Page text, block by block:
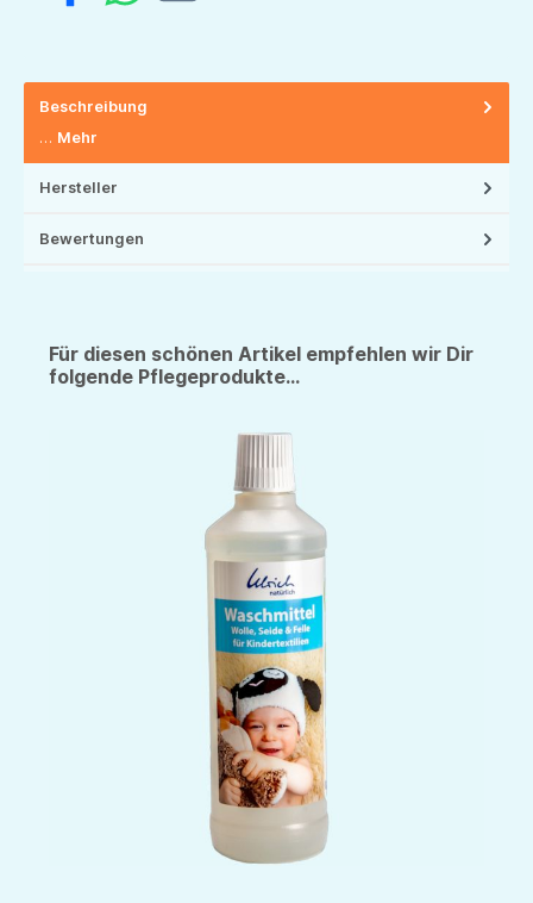
Beschreibung
… Mehr
Hersteller
Bewertungen
Für diesen schönen Artikel empfehlen wir Dir
folgende Pflegeprodukte...